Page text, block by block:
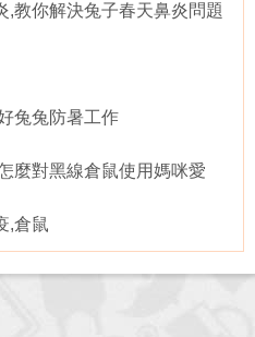
,教你解決兔子春天鼻炎問題
兔兔防暑工作
麼對黑線倉鼠使用媽咪愛
,倉鼠